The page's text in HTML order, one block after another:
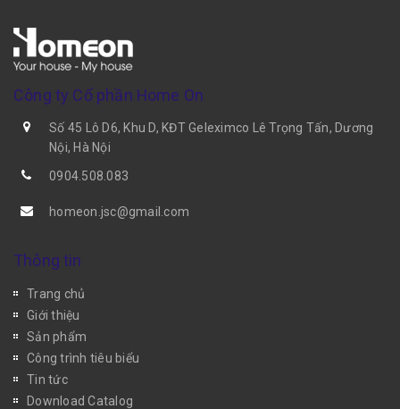
Công ty Cổ phần Home On
Số 45 Lô D6, Khu D, KĐT Geleximco Lê Trọng Tấn, Dương
Nội, Hà Nội
0904.508.083
homeon.jsc@gmail.com
Thông tin
Trang chủ
Giới thiệu
Sản phẩm
Công trình tiêu biểu
Tin tức
Download Catalog